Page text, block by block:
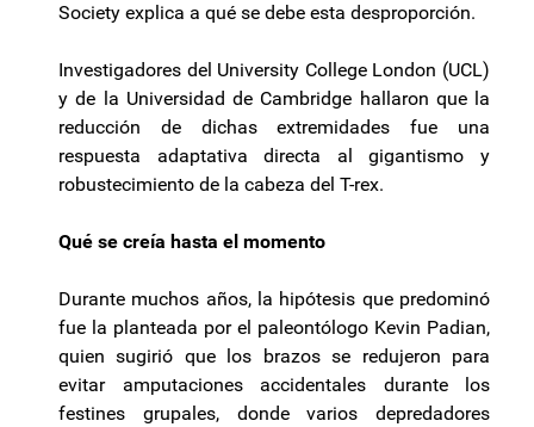
Society explica a qué se debe esta desproporción.
Investigadores del University College London (UCL)
y de la Universidad de Cambridge hallaron que la
reducción de dichas extremidades fue una
respuesta adaptativa directa al gigantismo y
robustecimiento de la cabeza del T-rex.
Qué se creía hasta el momento
Durante muchos años, la hipótesis que predominó
fue la planteada por el paleontólogo Kevin Padian,
quien sugirió que los brazos se redujeron para
evitar amputaciones accidentales durante los
festines grupales, donde varios depredadores